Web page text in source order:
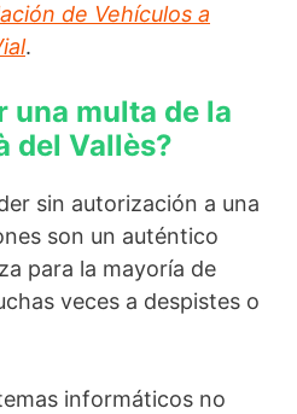
de Vehículos a
.
una multa de la
del Vallès?
sin autorización a una
son un auténtico
para la mayoría de
veces a despistes o
informáticos no